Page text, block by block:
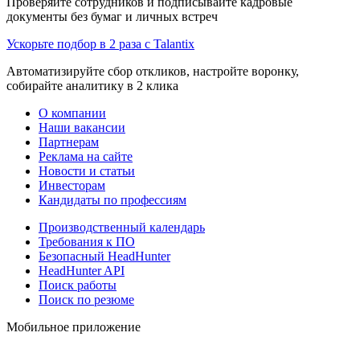
документы без бумаг и личных встреч
Ускорьте подбор в 2 раза с Talantix
Автоматизируйте сбор откликов, настройте воронку,
собирайте аналитику в 2 клика
О компании
Наши вакансии
Партнерам
Реклама на сайте
Новости и статьи
Инвесторам
Кандидаты по профессиям
Производственный календарь
Требования к ПО
Безопасный HeadHunter
HeadHunter API
Поиск работы
Поиск по резюме
Мобильное приложение